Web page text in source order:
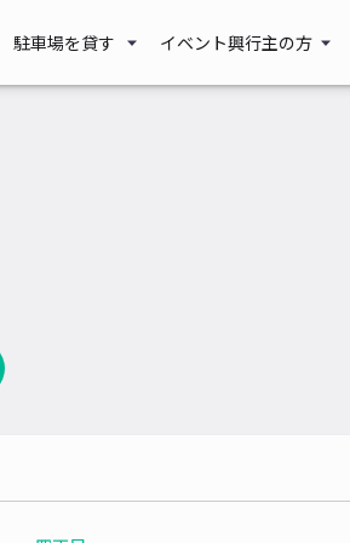
駐車場を貸す イベント興行主の方